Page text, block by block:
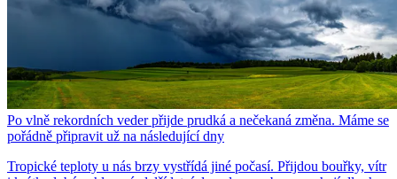
Po vlně rekordních veder přijde prudká a nečekaná změna. Máme se
pořádně připravit už na následující dny
Tropické teploty u nás brzy vystřídá jiné počasí. Přijdou bouřky, vítr